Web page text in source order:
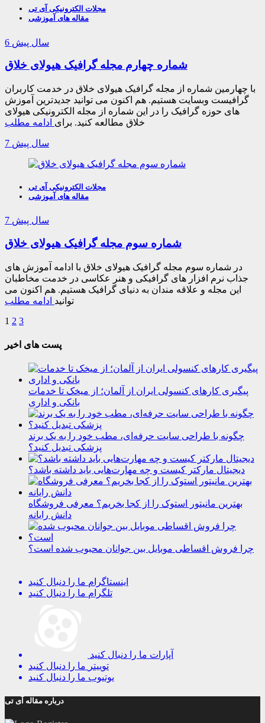
مجلات الکترونیکی آی تی
مقاله های آموزشی
6 سال پیش
شماره چهارم مجله گرافیک هیولای خلاق
با چهارمین شماره از مجله گرافیک هیولای خلاق در خدمت کاربران
گرافیست وبسایت هستیم. هم اکنون می توانید جدیدترین آموزش
های حوزه گرافیک را در این شماره از مجله الکترونیکی هیولای
خلاق مطالعه کنید. برای ادامه مطلب
7 سال پیش
مجلات الکترونیکی آی تی
مقاله های آموزشی
7 سال پیش
شماره سوم مجله گرافیک هیولای خلاق
در شماره سوم مجله گرافیک هیولای خلاق با ادامه آموزش های
جذاب نرم افزار های گرافیکی و هنر عکاسی در خدمت مخاطبان
این مجله و علاقه مندان به دنیای گرافیک هستیم. هم اکنون می
توانید ادامه مطلب
1 2 3
پست های اخیر
پیگیری کارهای کنسولی ایران از آلمان؛ از میخک تا خدمات
بانکی و اداری
چگونه با طراحی سایت حرفه‌ای، مطب خود را به یک برند
پزشکی تبدیل کنید؟
دیجیتال مارکتر کیست و چه مهارت‌هایی باید داشته باشد؟
بهترین مانیتور استوک را از کجا بخریم؟ معرفی فروشگاه
دانش رایانه
چرا فروش اقساطی موبایل بین جوانان محبوب شده است؟
اینستاگرام ما را دنبال کنید
تلگرام ما را دنبال کنید
آپارات ما را دنبال کنید
توییتر ما را دنبال کنید
یوتیوب ما را دنبال کنید
درباره مقاله آی تی